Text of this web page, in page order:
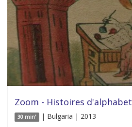
Zoom - Histoires d'alphabet
30 min' | Bulgaria | 2013